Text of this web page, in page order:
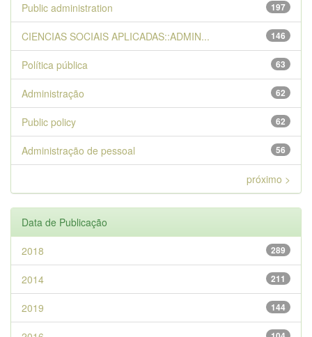
197
Public administration
146
CIENCIAS SOCIAIS APLICADAS::ADMIN...
63
Política pública
62
Administração
62
Public policy
56
Administração de pessoal
próximo >
Data de Publicação
289
2018
211
2014
144
2019